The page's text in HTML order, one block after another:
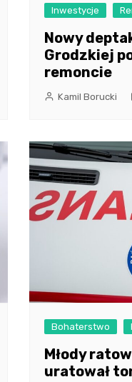
Inwestycje
Nowy
Grodzkiej
remoncie
Kamil Borucki
Bohaterstwo
Młody
uratował